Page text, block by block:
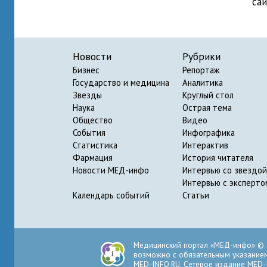
Новости
Бизнес
Государство и медицина
Звезды
Наука
Общество
События
Статистика
Фармация
Новости МЕД-инфо
Календарь событий
Рубрики
Репортаж
Аналитика
Круглый стол
Острая тема
Видео
Инфографика
Интерактив
История читателя
Интервью со звездой
Интервью с
Статьи
Медицинский портал «МЕД-инфо» ©
возможно с обязательным
MED-INFO.RU. Сетевое издание